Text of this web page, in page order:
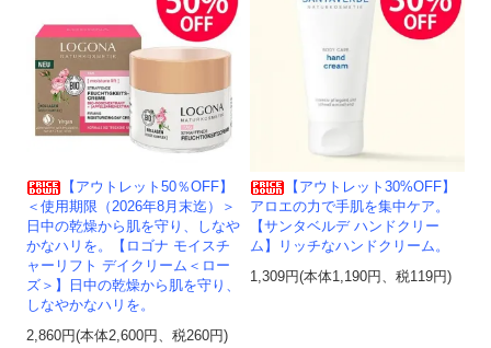
【アウトレット50％OFF】
＜使用期限（2026年8月末迄）＞
日中の乾燥から肌を守り、しなや
かなハリを。【ロゴナ モイスチ
ャーリフト デイクリーム＜ロー
ズ＞】日中の乾燥から肌を守り、
しなやかなハリを。
2,860円(本体2,600円、税260円)
【アウトレット30%OFF】
アロエの力で手肌を集中ケア。
【サンタベルデ ハンドクリー
ム】リッチなハンドクリーム。
1,309円(本体1,190円、税119円)